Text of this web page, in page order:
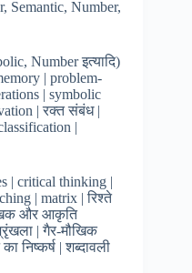
Semantic, Number,
Number इत्यादि)
| problem-
| symbolic
| रक्त संबंध |
|
| critical thinking |
| matrix | रिश्ते
और आकृति
| गैर-मौखिक
निष्कर्ष | शब्दावली